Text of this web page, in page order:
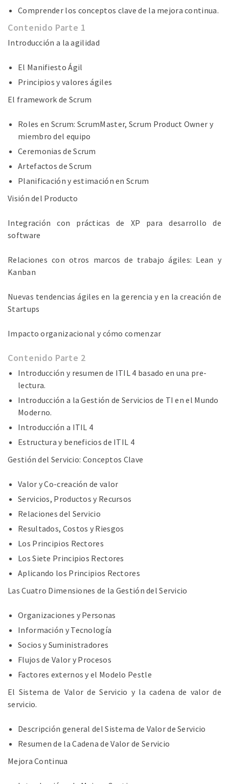
Comprender los conceptos clave de la mejora continua.
Contenido Parte 1
Introducción a la agilidad
El Manifiesto Ágil
Principios y valores ágiles
El framework de Scrum
Roles en Scrum: ScrumMaster, Scrum Product Owner y
miembro del equipo
Ceremonias de Scrum
Artefactos de Scrum
Planificación y estimación en Scrum
Visión del Producto
Integración con prácticas de XP para desarrollo de
software
Relaciones con otros marcos de trabajo ágiles: Lean y
Kanban
Nuevas tendencias ágiles en la gerencia y en la creación de
Startups
Impacto organizacional y cómo comenzar
Contenido Parte 2
Introducción y resumen de ITIL 4 basado en una pre-
lectura.
Introducción a la Gestión de Servicios de TI en el Mundo
Moderno.
Introducción a ITIL 4
Estructura y beneficios de ITIL 4
Gestión del Servicio: Conceptos Clave
Valor y Co-creación de valor
Servicios, Productos y Recursos
Relaciones del Servicio
Resultados, Costos y Riesgos
Los Principios Rectores
Los Siete Principios Rectores
Aplicando los Principios Rectores
Las Cuatro Dimensiones de la Gestión del Servicio
Organizaciones y Personas
Información y Tecnología
Socios y Suministradores
Flujos de Valor y Procesos
Factores externos y el Modelo Pestle
El Sistema de Valor de Servicio y la cadena de valor de
servicio.
Descripción general del Sistema de Valor de Servicio
Resumen de la Cadena de Valor de Servicio
Mejora Continua